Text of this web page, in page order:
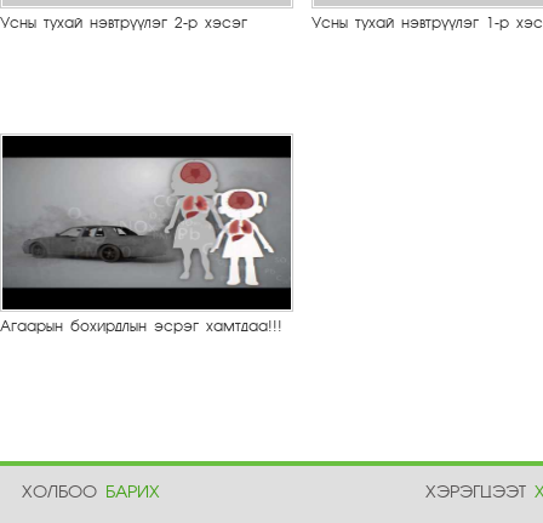
Усны тухай нэвтрүүлэг 2-р хэсэг Усны тухай нэвтрүүлэг 1-р
Агаарын бохирдлын эсрэг хамтдаа!!!
ХОЛБОО БАРИХ ХЭРЭГЦЭЭТ